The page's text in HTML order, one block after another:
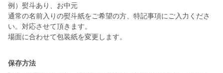
例）熨斗あり、お中元
通常の名前入りの熨斗紙をご希望の方、特記事項にご入力くださ
い。対応させて頂きます。
場面に合わせて包装紙を変更します。
保存方法